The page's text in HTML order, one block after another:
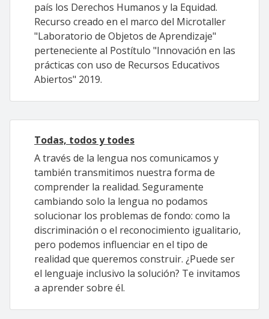
país los Derechos Humanos y la Equidad.
Recurso creado en el marco del Microtaller
"Laboratorio de Objetos de Aprendizaje"
perteneciente al Postítulo "Innovación en las
prácticas con uso de Recursos Educativos
Abiertos" 2019.
Todas, todos y todes
A través de la lengua nos comunicamos y
también transmitimos nuestra forma de
comprender la realidad. Seguramente
cambiando solo la lengua no podamos
solucionar los problemas de fondo: como la
discriminación o el reconocimiento igualitario,
pero podemos influenciar en el tipo de
realidad que queremos construir. ¿Puede ser
el lenguaje inclusivo la solución? Te invitamos
a aprender sobre él.